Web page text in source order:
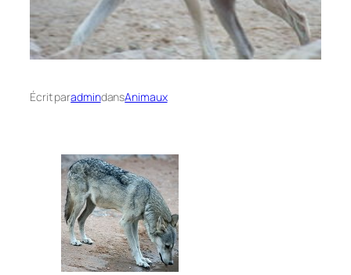
Écrit paradmindansAnimaux